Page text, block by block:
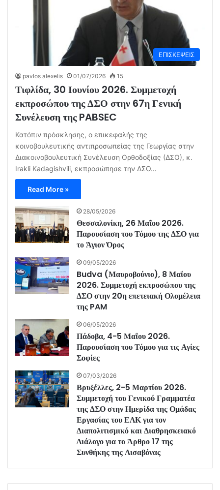
ΕΠΙΣΚΕΨΕΙΣ
pavlos alexelis 01/07/2026 15
Τιφλίδα, 30 Ιουνίου 2026. Συμμετοχή
εκπροσώπου της ΔΣΟ στην 67η Γενική
Συνέλευση της PABSEC
Κατόπιν πρόσκλησης, ο επικεφαλής της
κοινοβουλευτικής αντιπροσωπείας της Γεωργίας στην
Διακοινοβουλευτική Συνέλευση Ορθοδοξίας (ΔΣΟ), κ.
Irakli Kadagishvili, εκπροσώπησε την ΔΣΟ…
Read More »
28/05/2026
Θεσσαλονίκη, 26 Μαΐου 2026.
Παρουσίαση του Τόμου της ΔΣΟ για
το Άγιον Όρος
09/05/2026
Budva (Μαυροβούνιο), 8 Μαΐου
2026. Συμμετοχή εκπροσώπου της
ΔΣΟ στην 20η επετειακή Ολομέλεια
της PAM
06/05/2026
Πάδοβα, 4-5 Μαΐου 2026.
Παρουσίαση του Τόμου για τις Αγίες
Σοφίες
07/03/2026
Βρυξέλλες, 2-5 Μαρτίου 2026.
Συμμετοχή του Γενικού Γραμματέα
της ΔΣΟ στην Ημερίδα της Ομάδας
Εργασίας του ΕΛΚ για τον
Διαπολιτισμικό και Διαθρησκειακό
Διάλογο για το Άρθρο 17 της
Συνθήκης της Λισαβόνας